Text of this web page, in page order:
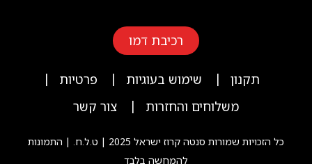
רכיבת דמו
תקנון | שימוש בעוגיות | פרטיות
|
משלוחים והחזרות
| צור קשר
כל הזכויות שמורות סנטה קרוז ישראל 2025 | ט.ל.ח. | התמונות
להמחשה בלבד